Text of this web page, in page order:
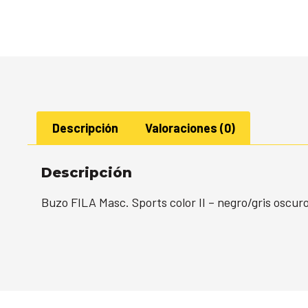
Descripción Valoraciones (0)
Descripción
Buzo FILA Masc. Sports color II – negro/gris